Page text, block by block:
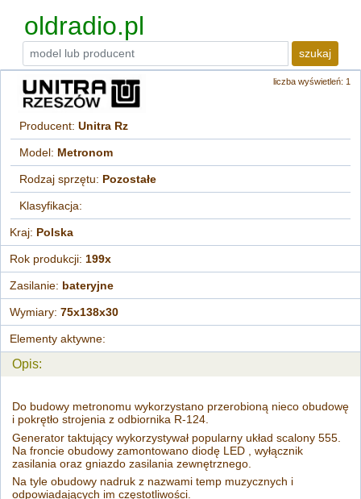
oldradio.pl
szukaj
liczba wyświetleń: 1
Producent:Unitra Rz
Model: Metronom
Rodzaj sprzętu: Pozostałe
Klasyfikacja:
Kraj: Polska
Rok produkcji: 199x
Zasilanie: bateryjne
Wymiary:75x138x30
Elementy aktywne:
Opis:
Do budowy metronomu wykorzystano przerobioną nieco obudowę
i pokrętło strojenia z odbiornika R-124.
Generator taktujący wykorzystywał popularny układ scalony 555.
Na froncie obudowy zamontowano diodę LED , wyłącznik
zasilania oraz gniazdo zasilania zewnętrznego.
Na tyle obudowy nadruk z nazwami temp muzycznych i
odpowiadających im częstotliwości.